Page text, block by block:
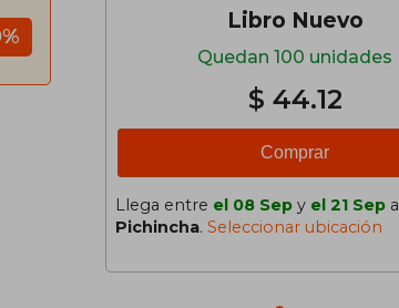
Libro Nuevo
Quedan 100 unidades
$ 44.12
Comprar
Llega entre el 08 Sep y el 21 Sep a
Pichincha. Seleccionar ubicación